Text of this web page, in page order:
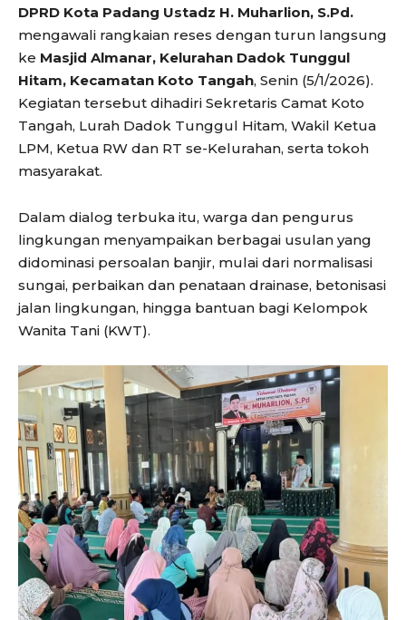
DPRD Kota Padang Ustadz H. Muharlion, S.Pd.
mengawali rangkaian reses dengan turun langsung
ke Masjid Almanar, Kelurahan Dadok Tunggul
Hitam, Kecamatan Koto Tangah, Senin (5/1/2026).
Kegiatan tersebut dihadiri Sekretaris Camat Koto
Tangah, Lurah Dadok Tunggul Hitam, Wakil Ketua
LPM, Ketua RW dan RT se-Kelurahan, serta tokoh
masyarakat.
Dalam dialog terbuka itu, warga dan pengurus
lingkungan menyampaikan berbagai usulan yang
didominasi persoalan banjir, mulai dari normalisasi
sungai, perbaikan dan penataan drainase, betonisasi
jalan lingkungan, hingga bantuan bagi Kelompok
Wanita Tani (KWT).